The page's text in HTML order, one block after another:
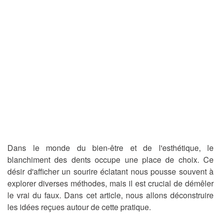
Dans le monde du bien-être et de l'esthétique, le
blanchiment des dents occupe une place de choix. Ce
désir d'afficher un sourire éclatant nous pousse souvent à
explorer diverses méthodes, mais il est crucial de démêler
le vrai du faux. Dans cet article, nous allons déconstruire
les idées reçues autour de cette pratique.